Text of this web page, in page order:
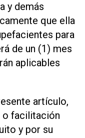
y demás
que ella
para
de un (1) mes
aplicables
artículo,
o facilitación
y por su